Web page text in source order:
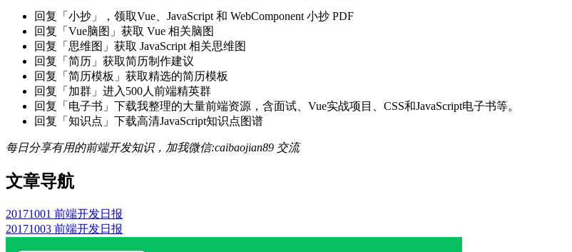
回复「小抄」，领取Vue、JavaScript 和 WebComponent 小抄 PDF
回复「Vue脑图」获取 Vue 相关脑图
回复「思维图」获取 JavaScript 相关思维图
回复「简历」获取简历制作建议
回复「简历模板」获取精选的简历模板
回复「加群」进入500人前端精英群
回复「电子书」下载我整理的大量前端资源，含面试、Vue实战项目、CSS和JavaScript电子书等。
回复「知识点」下载高清JavaScript知识点图谱
每日分享有用的前端开发知识，加我微信:caibaojian89 交流
文章导航
20171001 前端开发日报
20171003 前端开发日报